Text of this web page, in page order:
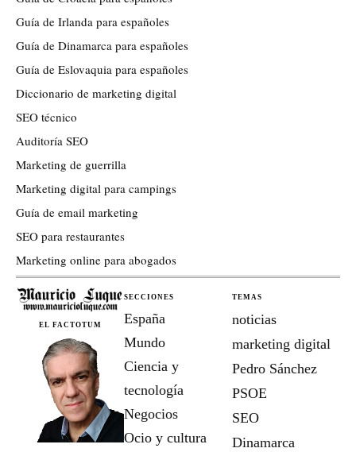
Guía de Irlanda para españoles
Guía de Dinamarca para españoles
Guía de Eslovaquia para españoles
Diccionario de marketing digital
SEO técnico
Auditoría SEO
Marketing de guerrilla
Marketing digital para campings
Guía de email marketing
SEO para restaurantes
Marketing online para abogados
EL FACTOTUM
SECCIONES
España
Mundo
Ciencia y
tecnología
Negocios
Ocio y cultura
TEMAS
noticias
marketing digital
Pedro Sánchez
PSOE
SEO
Dinamarca